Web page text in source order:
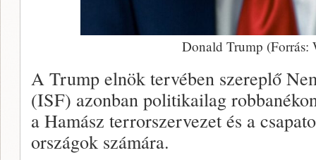
Donald Trump (Forrás:
A Trump elnök tervében szereplő
(ISF) azonban politikailag
a Hamász terrorszervezet és a
országok számára.